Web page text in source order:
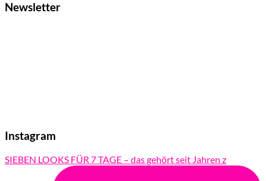
Newsletter
Instagram
SIEBEN LOOKS FÜR 7 TAGE – das gehört seit Jahren z